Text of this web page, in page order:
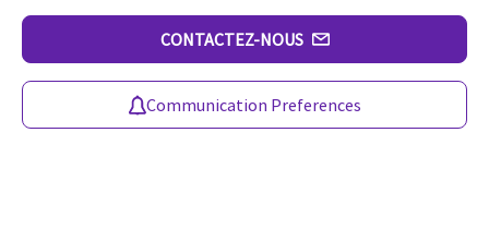
CONTACTEZ-NOUS
Communication Preferences